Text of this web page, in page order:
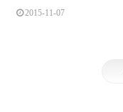
2015-11-07